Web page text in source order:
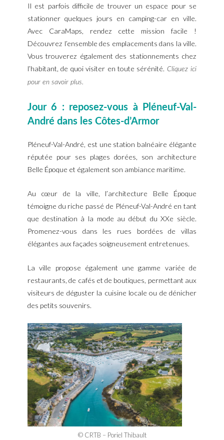
Il est parfois difficile de trouver un espace pour se
stationner quelques jours en camping-car en ville.
Avec CaraMaps, rendez cette mission facile !
Découvrez l’ensemble des emplacements dans la ville.
Vous trouverez également des stationnements chez
l’habitant, de quoi visiter en toute sérénité. Cliquez ici
pour en savoir plus.
Jour 6 : reposez-vous à Pléneuf-Val-
André dans les Côtes-d’Armor
Pléneuf-Val-André, est une station balnéaire élégante
réputée pour ses plages dorées, son architecture
Belle Époque et également son ambiance maritime.
Au cœur de la ville, l’architecture Belle Époque
témoigne du riche passé de Pléneuf-Val-André en tant
que destination à la mode au début du XXe siècle.
Promenez-vous dans les rues bordées de villas
élégantes aux façades soigneusement entretenues.
La ville propose également une gamme variée de
restaurants, de cafés et de boutiques, permettant aux
visiteurs de déguster la cuisine locale ou de dénicher
des petits souvenirs.
© CRTB – Poriel Thibault